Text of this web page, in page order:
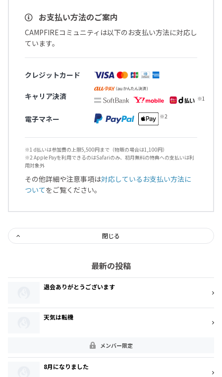
お支払い方法のご案内
CAMPFIREコミュニティは以下のお支払い方法に対応し
ています。
クレジットカード
キャリア決済
電子マネー
※1 d払いは参加費の上限5,500円まで（物販の場合は1,100円）
※2 Apple Payを利用できるのはSafariのみ、初月無料の特典への支払いは利
用対象外
その他詳細や注意事項は対応しているお支払い方法に
ついてをご覧ください。
閉じる
最新の投稿
退会ありがとうございます
天気は転機
メンバー限定
8月になりました